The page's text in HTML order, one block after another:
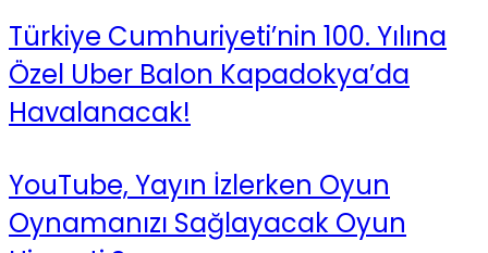
Türkiye Cumhuriyeti’nin 100. Yılına
Özel Uber Balon Kapadokya’da
Havalanacak!
YouTube, Yayın İzlerken Oyun
Oynamanızı Sağlayacak Oyun